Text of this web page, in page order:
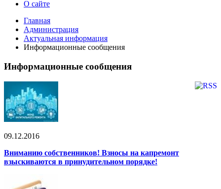
О сайте
Главная
Администрация
Актуальная информация
Информационные сообщения
Информационные сообщения
09.12.2016
Вниманию собственников! Взносы на капремонт
взыскиваются в принудительном порядке!